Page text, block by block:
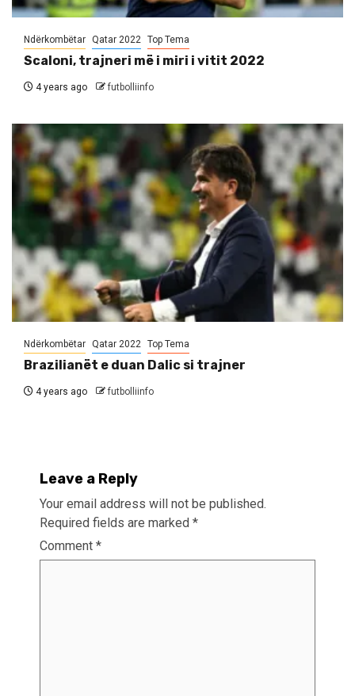
Ndërkombëtar Qatar 2022 Top Tema
Scaloni, trajneri më i miri i vitit 2022
4 years ago futbolliinfo
Ndërkombëtar Qatar 2022 Top Tema
Brazilianët e duan Dalic si trajner
4 years ago futbolliinfo
Leave a Reply
Your email address will not be published.
Required fields are marked *
Comment *